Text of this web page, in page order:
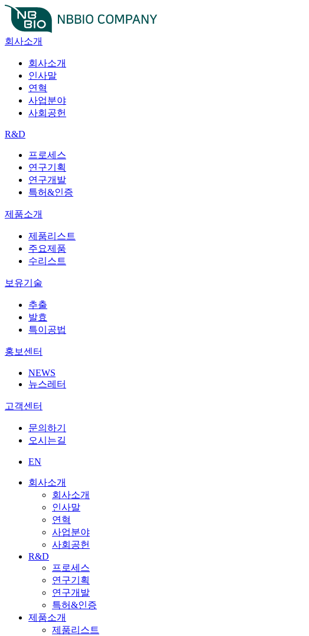
회사소개
회사소개
인사말
연혁
사업분야
사회공헌
R&D
프로세스
연구기획
연구개발
특허&인증
제품소개
제품리스트
주요제품
수리스트
보유기술
추출
발효
특이공법
홍보센터
NEWS
뉴스레터
고객센터
문의하기
오시는길
EN
회사소개
회사소개
인사말
연혁
사업분야
사회공헌
R&D
프로세스
연구기획
연구개발
특허&인증
제품소개
제품리스트